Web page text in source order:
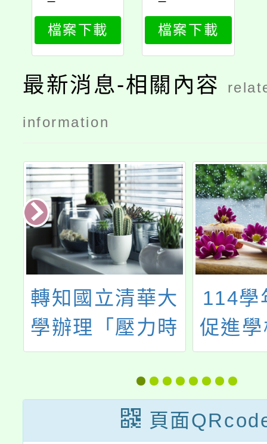
953_attach
2
檔案下載
953_attach
1
檔案下載
最新消息-相關內容
information
轉知國立清華大
學辦理「壓力時
代的解方：社會
情緒學習與教育
韌性」線上論壇
114學
促進學
健康體
心學校
能
頁面